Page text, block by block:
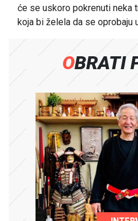
će se uskoro pokrenuti neka
koja bi želela da se oprobaju